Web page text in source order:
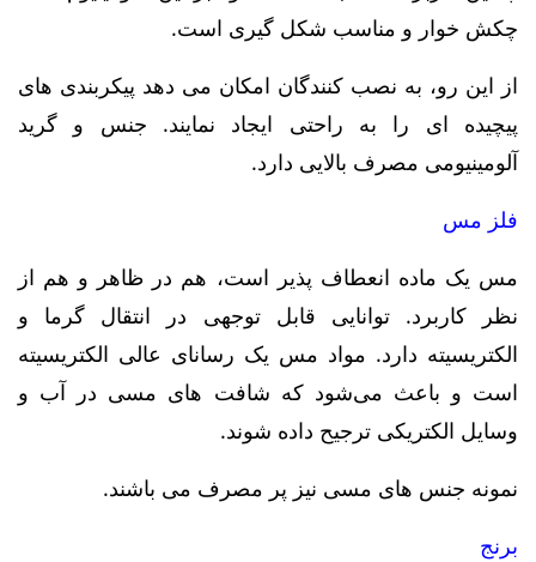
چکش خوار و مناسب شکل گیری است.
از این رو، به نصب کنندگان امکان می دهد پیکربندی های
پیچیده ای را به راحتی ایجاد نمایند. جنس و گرید
آلومینیومی مصرف بالایی دارد.
فلز مس
مس یک ماده انعطاف پذیر است، هم در ظاهر و هم از
نظر کاربرد. توانایی قابل توجهی در انتقال گرما و
الکتریسیته دارد. مواد مس یک رسانای عالی الکتریسیته
است و باعث می‌شود که شافت های مسی در آب و
وسایل الکتریکی ترجیح داده شوند.
نمونه جنس های مسی نیز پر مصرف می باشند.
برنج